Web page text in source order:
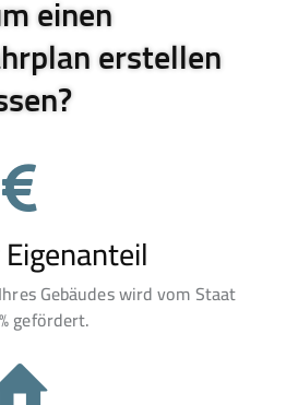
einen
erstellen
Gebäudes wird vom Staat
gefördert.